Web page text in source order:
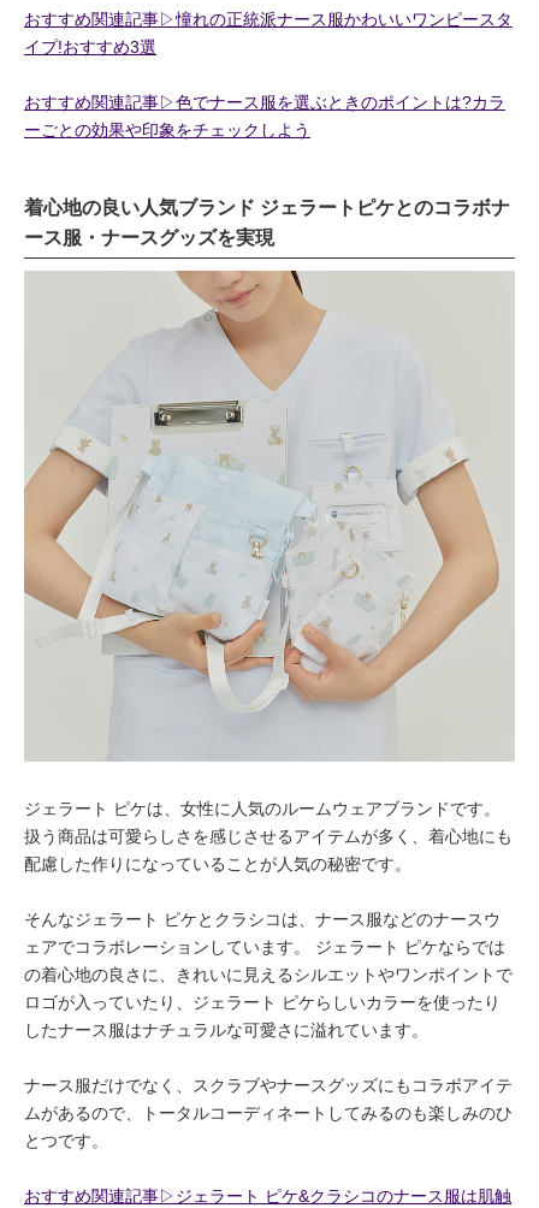
おすすめ関連記事▷憧れの正統派ナース服かわいいワンピースタ
イプ!おすすめ3選
おすすめ関連記事▷色でナース服を選ぶときのポイントは?カラ
ーごとの効果や印象をチェックしよう
着心地の良い人気ブランド ジェラートピケとのコラボナ
ース服・ナースグッズを実現
ジェラート ピケは、女性に人気のルームウェアブランドです。
扱う商品は可愛らしさを感じさせるアイテムが多く、着心地にも
配慮した作りになっていることが人気の秘密です。
そんなジェラート ピケとクラシコは、ナース服などのナースウ
ェアでコラボレーションしています。 ジェラート ピケならでは
の着心地の良さに、きれいに見えるシルエットやワンポイントで
ロゴが入っていたり、ジェラート ピケらしいカラーを使ったり
したナース服はナチュラルな可愛さに溢れています。
ナース服だけでなく、スクラブやナースグッズにもコラボアイテ
ムがあるので、トータルコーディネートしてみるのも楽しみのひ
とつです。
おすすめ関連記事▷ジェラート ピケ&クラシコのナース服は肌触